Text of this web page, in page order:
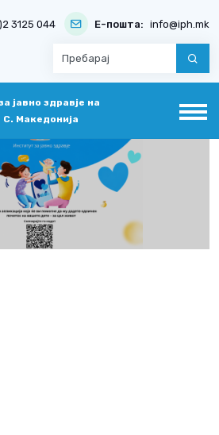
3125 044 Е-пошта: info@iph.mk
јавно здравје на
С. Македонија